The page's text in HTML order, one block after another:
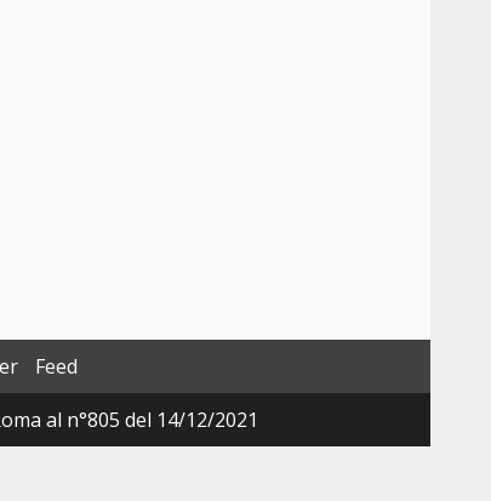
Feed
al n°805 del 14/12/2021